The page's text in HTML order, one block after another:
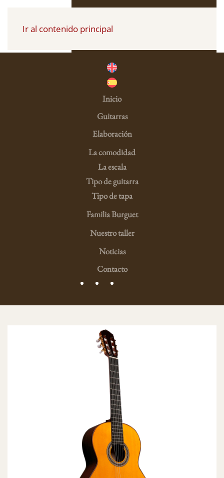
Ir al contenido principal
Inicio
Guitarras
Elaboración
La comodidad
La escala
Tipo de guitarra
Tipo de tapa
Familia Burguet
Nuestro taller
Noticias
Contacto